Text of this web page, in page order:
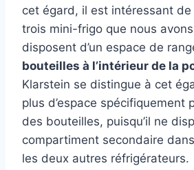
cet égard, il est intéressant
trois mini-frigo que nous
disposent d’un espace de
bouteilles à l’intérieur de la
Klarstein se distingue à cet
plus d’espace spécifiquement
des bouteilles, puisqu’il ne
compartiment secondaire
les deux autres réfrigérateurs.